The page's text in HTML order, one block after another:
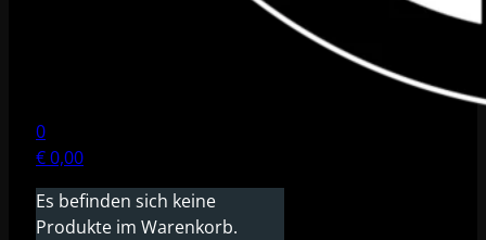
0
€0,00
Es befinden sich keine
Produkte im Warenkorb.